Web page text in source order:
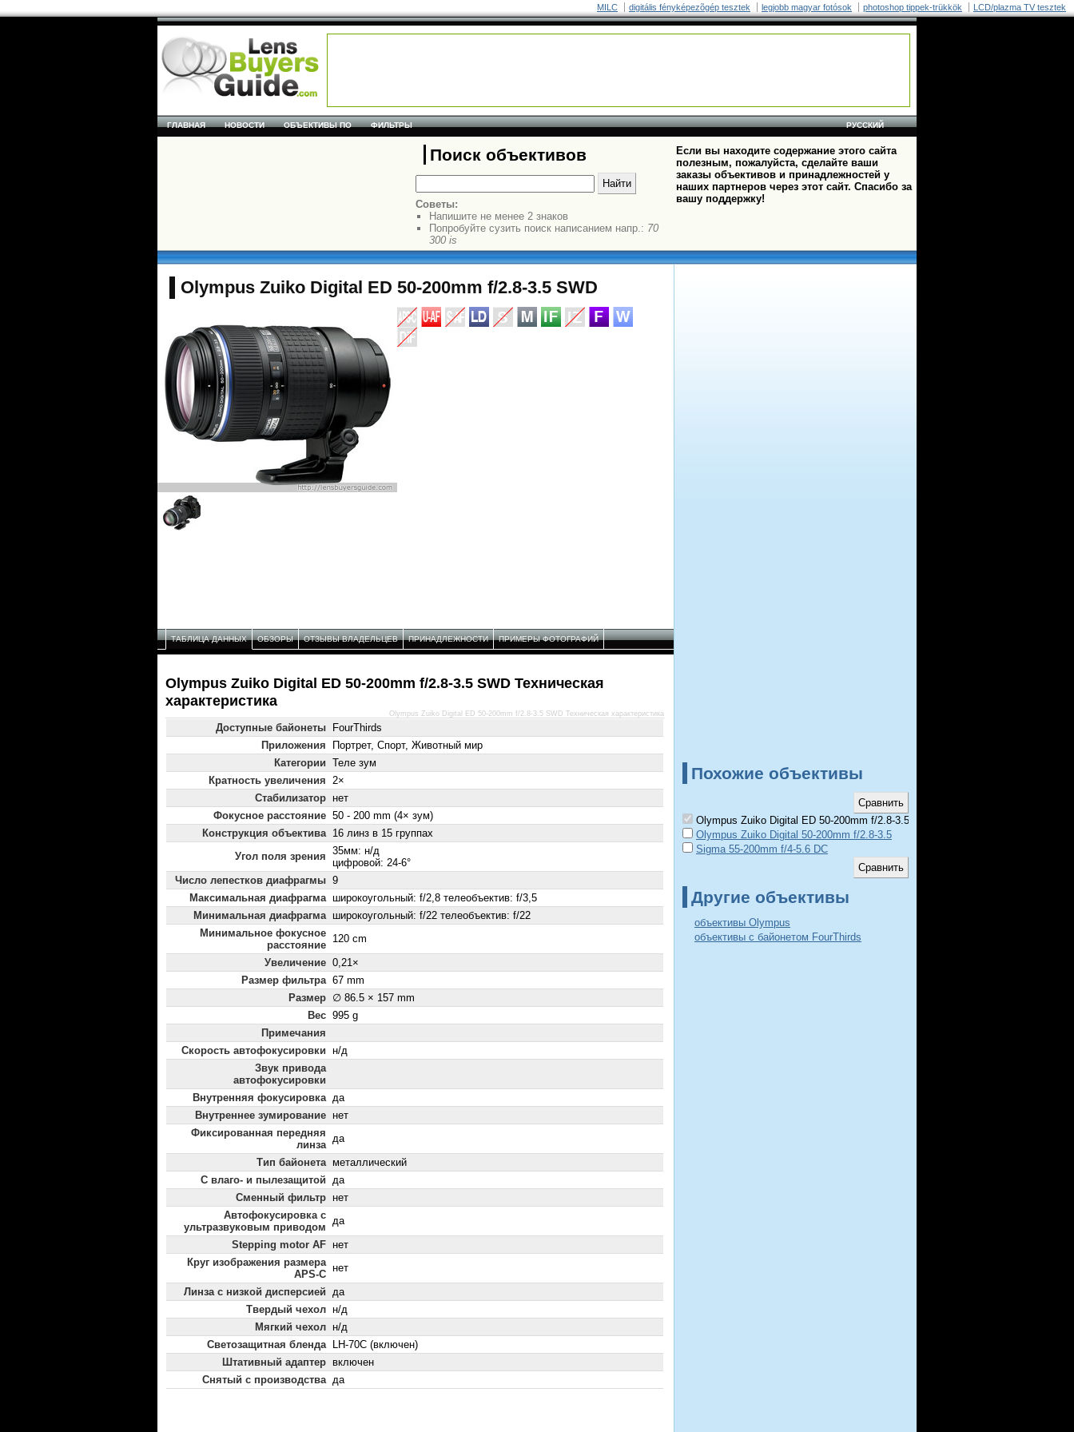
MILC digitális fényképezõgép tesztek legjobb magyar fotósok photoshop tippek-trükkök LCD/plazma TV tesztek
РУССКИЙ
ГЛАВНАЯ НОВОСТИ ОБЪЕКТИВЫ ПО ФИЛЬТРЫ
Поиск объективов
Советы:
Напишите не менее 2 знаков
Попробуйте сузить поиск написанием напр.: 70
300 is
Если вы находите содержание этого сайта
полезным, пожалуйста, сделайте ваши
заказы объективов и принадлежностей у
наших партнеров через этот сайт. Спасибо за
вашу поддержку!
Olympus Zuiko Digital ED 50-200mm f/2.8-3.5 SWD
ТАБЛИЦА ДАННЫХ ОБЗОРЫ ОТЗЫВЫ ВЛАДЕЛЬЦЕВ ПРИНАДЛЕЖНОСТИ ПРИМЕРЫ ФОТОГРАФИЙ
Olympus Zuiko Digital ED 50-200mm f/2.8-3.5 SWD Техническая
характеристика
Доступные байонеты
FourThirds
Приложения
Портрет, Спорт, Животный мир
Категории Теле зум
Кратность увеличения 2×
Стабилизатор нет
Фокусное расстояние 50 - 200 mm (4× зум)
Конструкция объектива 16 линз в 15 группах
Угол поля зрения 35мм: н/д
цифровой: 24-6°
Число лепестков диафрагмы 9
Максимальная диафрагма широкоугольный: f/2,8 телеобъектив: f/3,5
Минимальная диафрагма широкоугольный: f/22 телеобъектив: f/22
Минимальное фокусное
расстояние
120 cm
Увеличение 0,21×
Размер фильтра 67 mm
Размер ∅ 86.5 × 157 mm
Вес 995 g
Примечания
Скорость автофокусировки н/д
Звук привода
автофокусировки
Внутренняя фокусировка да
Внутреннее зумирование нет
Фиксированная передняя
линза
да
Тип байонета металлический
С влаго- и пылезащитой да
Сменный фильтр нет
Автофокусировка с
ультразвуковым приводом
да
Stepping motor AF нет
Круг изображения размера
APS-C
нет
Линза с низкой дисперсией да
Твердый чехол н/д
Мягкий чехол н/д
Светозащитная бленда
LH-70C (включен)
Штативный адаптер включен
Снятый с производства да
Olympus Zuiko Digital ED 50-200mm f/2.8-3.5 SWD Техническая характеристика
Похожие объективы
Olympus Zuiko Digital ED 50-200mm f/2.8-3.5 SWD
Olympus Zuiko Digital 50-200mm f/2.8-3.5
Sigma 55-200mm f/4-5.6 DC
Другие объективы
объективы Olympus
объективы с байонетом FourThirds